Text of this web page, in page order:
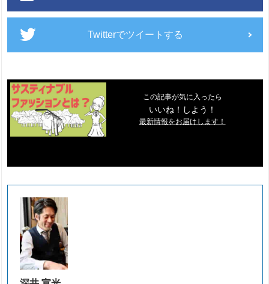
Twitterでツイートする
この記事が気に入ったら
いいね！しよう！
最新情報をお届けします！